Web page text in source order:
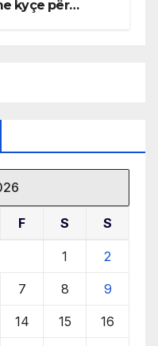
kyçe për
F S S
1 2
7 8 9
14 15 16